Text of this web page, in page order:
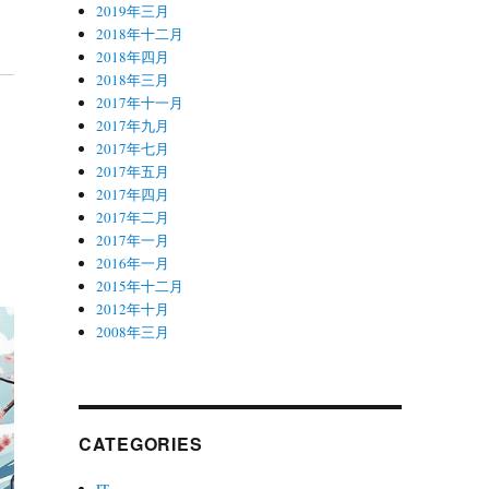
2019年三月
2018年十二月
2018年四月
2018年三月
2017年十一月
2017年九月
2017年七月
2017年五月
2017年四月
2017年二月
2017年一月
2016年一月
2015年十二月
2012年十月
2008年三月
CATEGORIES